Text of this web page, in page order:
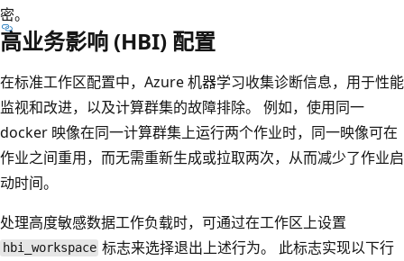
密。
高业务影响 (HBI) 配置
在标准工作区配置中，Azure 机器学习收集诊断信息，用于性能
监视和改进，以及计算群集的故障排除。 例如，使用同一
docker 映像在同一计算群集上运行两个作业时，同一映像可在
作业之间重用，而无需重新生成或拉取两次，从而减少了作业启
动时间。
处理高度敏感数据工作负载时，可通过在工作区上设置
hbi_workspace 标志来选择退出上述行为。 此标志实现以下行